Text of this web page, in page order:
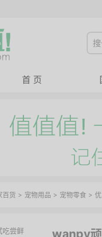
首 页
百货 > 宠物用品 > 宠物零食 >
wanpy